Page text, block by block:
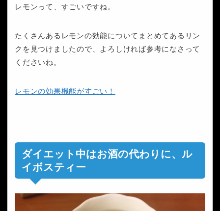
レモンって、すごいですね。
たくさんあるレモンの効能についてまとめてあるリン
クを見つけましたので、よろしければ参考になさって
くださいね。
レモンの効果機能がすごい！
ダイエット中はお酒の代わりに、ル
イボスティー